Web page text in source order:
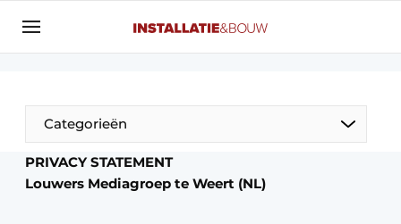
Aanmelden
Banner overzicht
BedrijvenAanmeldenBedankt voor de aanmelding
Bedrijven
Categorieën
PRIVACY STATEMENT
Louwers Mediagroep te Weert (NL)